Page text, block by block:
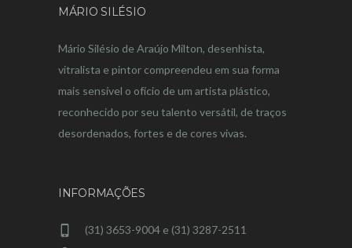
MÁRIO SILÉSIO
Mário Silésio de Araújo Milton, desenhista,
vitralista e pintor compreendeu em sua forma
mais sensível o ofício de um artista plástico,
reconhecido por seu talento versátil, de traços
desordenados, fortes e de cores vivas.
INFORMAÇÕES
(31) 3653-9004 e (31) 3287-2511